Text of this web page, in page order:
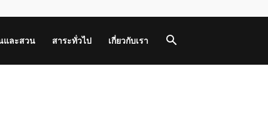
และสวน สาระทั่วไป เกี่ยวกับเรา